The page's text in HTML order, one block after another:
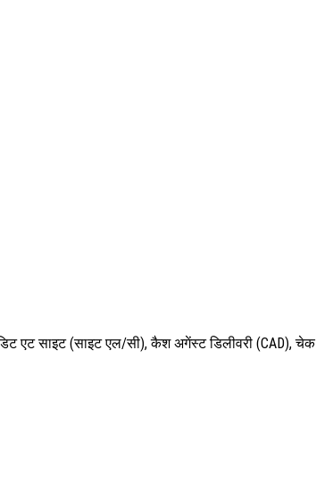
एट साइट (साइट एल/सी), कैश अगेंस्ट डिलीवरी (CAD), चेक